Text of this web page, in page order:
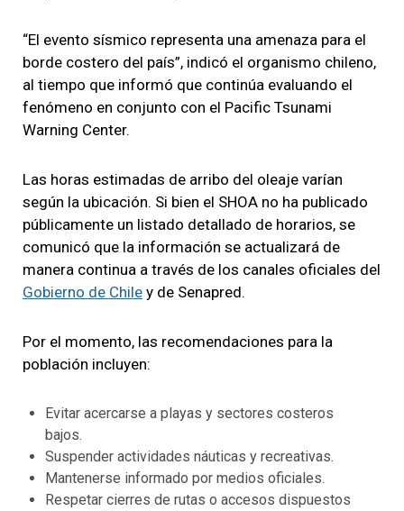
“El evento sísmico representa una amenaza para el
borde costero del país”, indicó el organismo chileno,
al tiempo que informó que continúa evaluando el
fenómeno en conjunto con el Pacific Tsunami
Warning Center.
Las horas estimadas de arribo del oleaje varían
según la ubicación. Si bien el SHOA no ha publicado
públicamente un listado detallado de horarios, se
comunicó que la información se actualizará de
manera continua a través de los canales oficiales del
Gobierno de Chile y de Senapred.
Por el momento, las recomendaciones para la
población incluyen:
Evitar acercarse a playas y sectores costeros
bajos.
Suspender actividades náuticas y recreativas.
Mantenerse informado por medios oficiales.
Respetar cierres de rutas o accesos dispuestos